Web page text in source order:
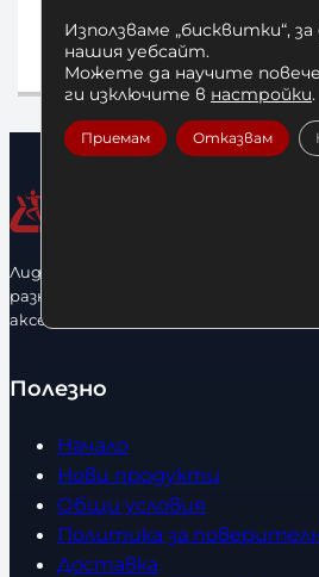
25,00€/ 48,90
Добавяне в
Лидерфитнес е водещ вносител и
разнообразие от бойна
аксесоари.
Полезно
Начало
Нови продукти
Общи условия
Политика за
Доставка
Използваме „бисквитки“,
нашия уебсайт.
Можете да научите повече
ги изключите в настройки.
Приемам Отказвам